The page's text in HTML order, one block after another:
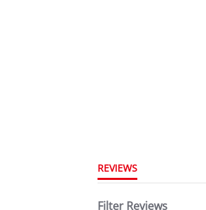
REVIEWS
Filter Reviews